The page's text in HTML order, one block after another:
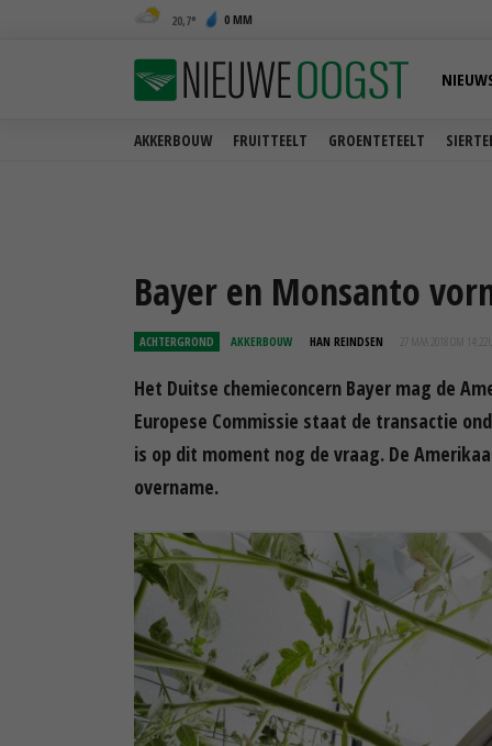
20,7 0 MM
AKKERBOUW FRUITTEELT GROENTETEELT
Bayer en Monsanto
ACHTERGROND AKKERBOUW HAN REINDSEN 27 MAA 2018 OM 14:22
Het Duitse chemieconcern Bayer mag de
Europese Commissie staat de transactie
is op dit moment nog de vraag. De
overname.